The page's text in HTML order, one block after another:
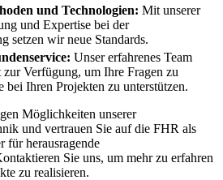
und Technologien: Mit unserer
und Expertise bei der
setzen wir neue Standards.
Unser erfahrenes Team
zur Verfügung, um Ihre Fragen zu
bei Ihren Projekten zu unterstützen.
Möglichkeiten unserer
und vertrauen Sie auf die FHR als
für herausragende
Sie uns, um mehr zu erfahren
zu realisieren.